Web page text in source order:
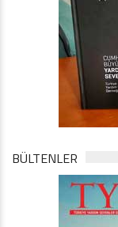
BÜLTENLER